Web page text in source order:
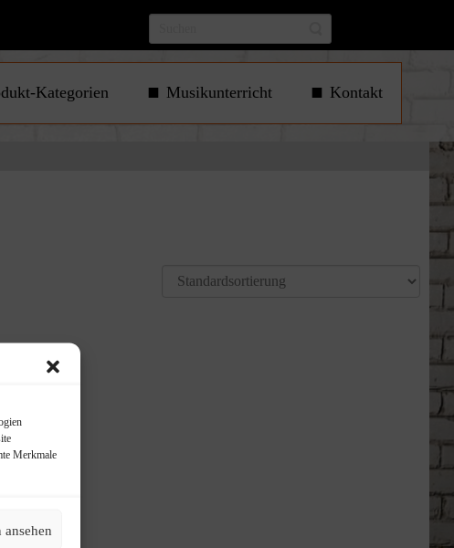
Merkmale
Kategorien Musikunterricht Kontakt